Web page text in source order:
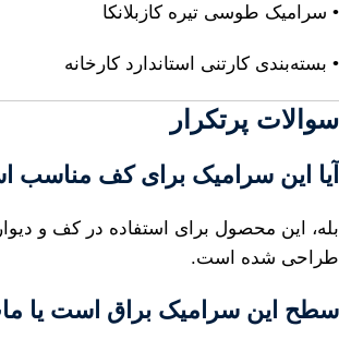
• سرامیک طوسی تیره کازبلانکا
• بسته‌بندی کارتنی استاندارد کارخانه
سوالات پرتکرار
آیا این سرامیک برای کف مناسب
بله، این محصول برای استفاده در کف و
طراحی شده است.
سطح این سرامیک براق است یا